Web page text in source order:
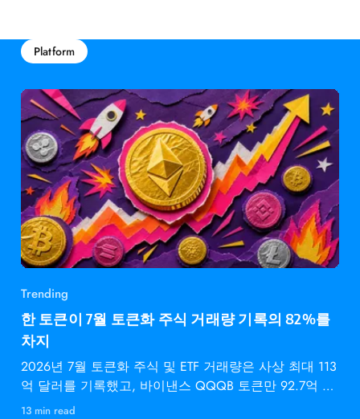
Platform
Trending
한 토큰이 7월 토큰화 주식 거래량 기록의 82%를
차지
2026년 7월 토큰화 주식 및 ETF 거래량은 사상 최대 113
억 달러를 기록했고, 바이낸스 QQQB 토큰만 92.7억 달
러를
13 min read